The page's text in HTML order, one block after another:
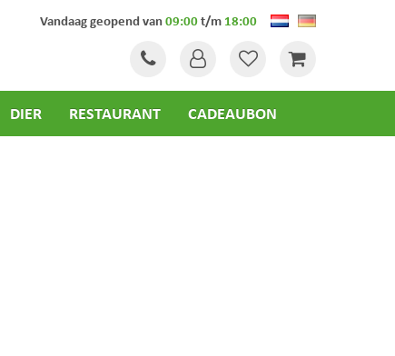
Vandaag geopend van09:00t/m18:00
DIER RESTAURANT CADEAUBON